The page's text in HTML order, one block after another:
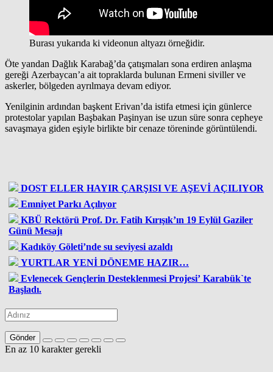
Burası yukarıda ki videonun altyazı örneğidir.
Öte yandan Dağlık Karabağ’da çatışmaları sona erdiren anlaşma
gereği Azerbaycan’a ait topraklarda bulunan Ermeni siviller ve
askerler, bölgeden ayrılmaya devam ediyor.
Yenilginin ardından başkent Erivan’da istifa etmesi için günlerce
protestolar yapılan Başbakan Paşinyan ise uzun süre sonra cepheye
savaşmaya giden eşiyle birlikte bir cenaze töreninde görüntülendi.
DOST ELLER HAYIR ÇARŞISI VE AŞEVİ AÇILIYOR
Emniyet Parkı Açılıyor
KBÜ Rektörü Prof. Dr. Fatih Kırışık’ın 19 Eylül Gaziler
Günü Mesajı
Kadıköy Göleti’nde su seviyesi azaldı
YURTLAR YENİ DÖNEME HAZIR…
Evlenecek Gençlerin Desteklenmesi Projesi’ Karabük`te
Başladı.
Gönder
En az 10 karakter gerekli